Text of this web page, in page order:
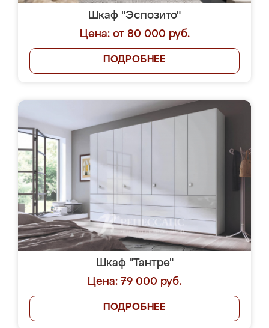
Шкаф "Эспозито"
Цена: от 80 000 руб.
ПОДРОБНЕЕ
Шкаф "Тантре"
Цена: 79 000 руб.
ПОДРОБНЕЕ